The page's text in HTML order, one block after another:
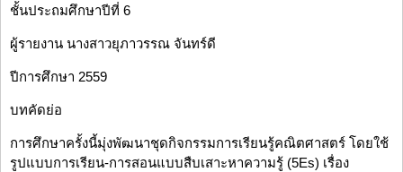
ชั้นประถมศึกษาปีที่ 6
ผู้รายงาน นางสาวยุภาวรรณ จันทร์ดี
ปีการศึกษา 2559
บทคัดย่อ
การศึกษาครั้งนี้มุ่งพัฒนาชุดกิจกรรมการเรียนรู้คณิตศาสตร์ โดยใช้
รูปแบบการเรียน-การสอนแบบสืบเสาะหาความรู้ (5Es) เรื่อง